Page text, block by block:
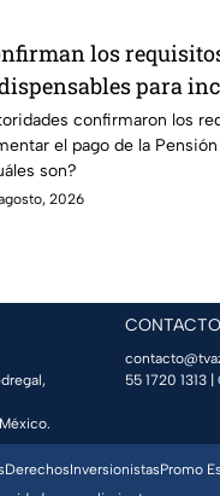
los
para
de la Pensión
de la Ley 73
confirmaron los
el pago de la
son?
2026
CONTACTO
55 1720 1313
DerechosInversionistasPromo